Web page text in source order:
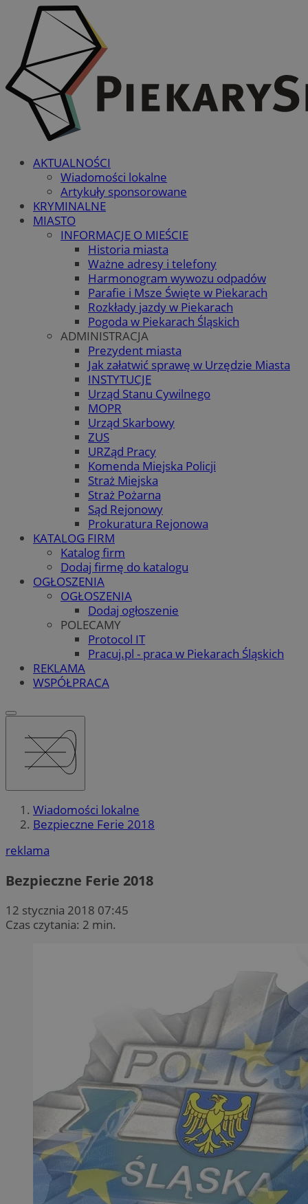
AKTUALNOŚCI
Wiadomości lokalne
Artykuły sponsorowane
KRYMINALNE
MIASTO
INFORMACJE O MIEŚCIE
Historia miasta
Ważne adresy i telefony
Harmonogram wywozu odpadów
Parafie i Msze Święte w Piekarach
Rozkłady jazdy w Piekarach
Pogoda w Piekarach Śląskich
ADMINISTRACJA
Prezydent miasta
Jak załatwić sprawę w Urzędzie Miasta
INSTYTUCJE
Urząd Stanu Cywilnego
MOPR
Urząd Skarbowy
ZUS
URZąd Pracy
Komenda Miejska Policji
Straż Miejska
Straż Pożarna
Sąd Rejonowy
Prokuratura Rejonowa
KATALOG FIRM
Katalog firm
Dodaj firmę do katalogu
OGŁOSZENIA
OGŁOSZENIA
Dodaj ogłoszenie
POLECAMY
Protocol IT
Pracuj.pl - praca w Piekarach Śląskich
REKLAMA
WSPÓŁPRACA
Wiadomości lokalne
Bezpieczne Ferie 2018
reklama
Bezpieczne Ferie 2018
12 stycznia 2018 07:45
Czas czytania: 2 min.